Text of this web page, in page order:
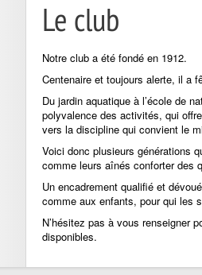
Le club
Notre club a été fondé en 1912.
Centenaire et toujours alerte, il a
Du jardin aquatique à l’école de
polyvalence des activités, qui
vers la discipline qui convient le
Voici donc plusieurs générations
comme leurs aînés conforter des
Un encadrement qualifié et
comme aux enfants, pour qui les
N’hésitez pas à vous renseigner
disponibles.